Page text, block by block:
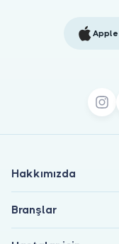
Hakkımızda
Branşlar